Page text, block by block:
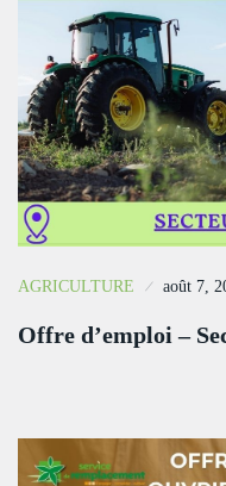
AGRICULTURE août 7,
Offre d’emploi –